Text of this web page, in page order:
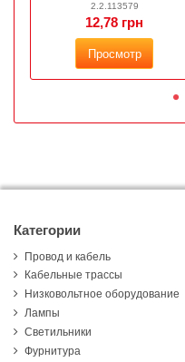
2.2.113579
12,78 грн
Просмотр
Категории
Провод и кабель
Кабельные трассы
Низковольтное оборудование
Лампы
Светильники
Фурнитура